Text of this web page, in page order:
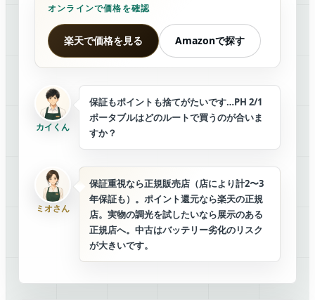
オンラインで価格を確認
楽天で価格を見る Amazonで探す
カイくん
保証もポイントも捨てがたいです…PH 2/1
ポータブルはどのルートで買うのが合いま
すか？
ミオさん
保証重視なら正規販売店（店により計2〜3
年保証も）。ポイント還元なら楽天の正規
店。実物の調光を試したいなら展示のある
正規店へ。中古はバッテリー劣化のリスク
が大きいです。